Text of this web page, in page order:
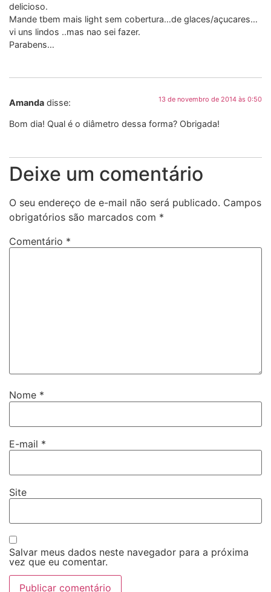
delicioso.
Mande tbem mais light sem cobertura…de glaces/açucares…
vi uns lindos ..mas nao sei fazer.
Parabens…
Amanda disse: 13 de novembro de 2014 às 0:50
Bom dia! Qual é o diâmetro dessa forma? Obrigada!
Deixe um comentário
O seu endereço de e-mail não será publicado. Campos
obrigatórios são marcados com *
Comentário *
Nome *
E-mail *
Site
Salvar meus dados neste navegador para a próxima
vez que eu comentar.